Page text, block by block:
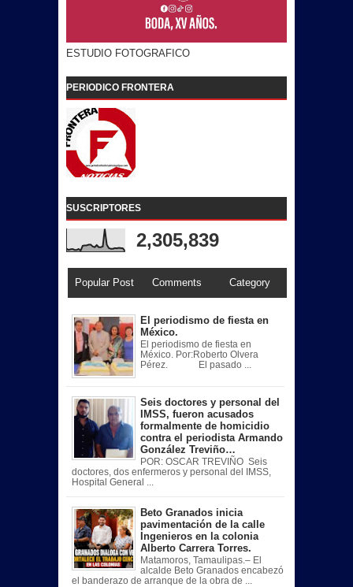
ESTUDIO FOTOGRAFICO
PERIODICO FRONTERA
SUSCRIPTORES
2,305,839
Popular Post Comments Category
El periodismo de fiesta en
México.
El periodismo de fiesta en
México. Por:Roberto Olvera
Pérez. El pasado ...
Seis doctores y personal del
IMSS, fueron acusados
formalmente de homicidio
contra el periodista Armando
González Treviño…
POR: OSCAR TREVIÑO Seis
doctores, dos enfermeros y personal del IMSS,
Hospital General ...
Beto Granados inicia
pavimentación de la calle
Ingenieros en la colonia
Alberto Carrera Torres.
Matamoros, Tamaulipas.– El
alcalde Beto Granados encabezó
el banderazo de arranque de la obra de ...